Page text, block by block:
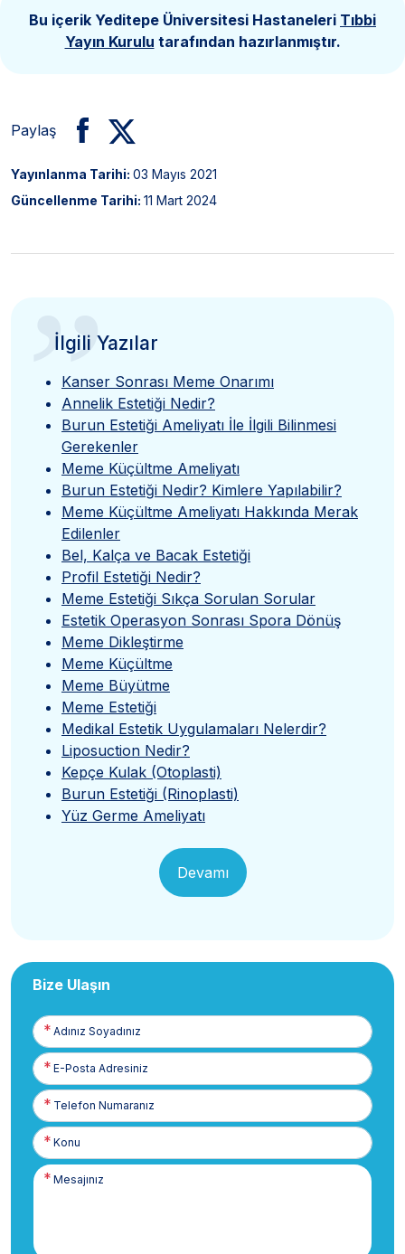
Bu içerik Yeditepe Üniversitesi Hastaneleri Tıbbi
Yayın Kurulu tarafından hazırlanmıştır.
Paylaş
Yayınlanma Tarihi: 03 Mayıs 2021
Güncellenme Tarihi: 11 Mart 2024
”
İlgili Yazılar
Kanser Sonrası Meme Onarımı
Annelik Estetiği Nedir?
Burun Estetiği Ameliyatı İle İlgili Bilinmesi
Gerekenler
Meme Küçültme Ameliyatı
Burun Estetiği Nedir? Kimlere Yapılabilir?
Meme Küçültme Ameliyatı Hakkında Merak
Edilenler
Bel, Kalça ve Bacak Estetiği
Profil Estetiği Nedir?
Meme Estetiği Sıkça Sorulan Sorular
Estetik Operasyon Sonrası Spora Dönüş
Meme Dikleştirme
Meme Küçültme
Meme Büyütme
Meme Estetiği
Medikal Estetik Uygulamaları Nelerdir?
Liposuction Nedir?
Kepçe Kulak (Otoplasti)
Burun Estetiği (Rinoplasti)
Yüz Germe Ameliyatı
Devamı
Bize Ulaşın
Adınız
Soyadınız
E-
Posta
Telefon
Numaranız